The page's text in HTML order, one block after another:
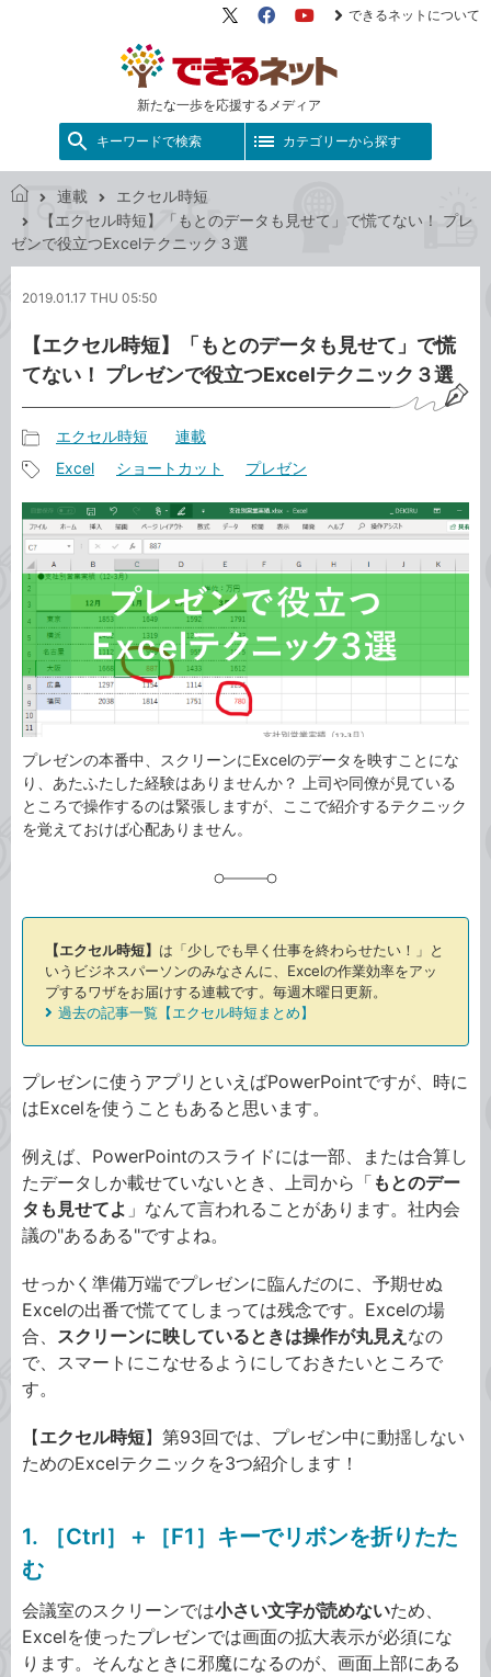
新たな一歩を応援するメディア
X（旧
FacebookYouTube
できるネットについて
キーワードで検索 カテゴリーから探す
き
ッ
連載
エクセル時短
【エクセル時短】「もとのデータも見せて」で慌てない！ プレ
ゼンで役立つExcelテクニック３選
2019.01.17 THU 05:50
【エクセル時短】「もとのデータも見せて」で慌
てない！ プレゼンで役立つExcelテクニック３選
事
カ
テ
ゴ
リ
エクセル時短 連載
事
タ
グ
Excel ショートカット プレゼン
プレゼンの本番中、スクリーンにExcelのデータを映すことにな
り、あたふたした経験はありませんか？ 上司や同僚が見ている
ところで操作するのは緊張しますが、ここで紹介するテクニック
を覚えておけば心配ありません。
【エクセル時短】 は「少しでも早く仕事を終わらせたい！」と
いうビジネスパーソンのみなさんに、Excelの作業効率をアッ
プするワザをお届けする連載です。毎週木曜日更新。
過去の記事一覧【エクセル時短まとめ】
プレゼンに使うアプリといえばPowerPointですが、時に
はExcelを使うこともあると思います。
例えば、PowerPointのスライドには一部、または合算し
たデータしか載せていないとき、上司から「 もとのデー
タも見せてよ 」なんて言われることがあります。社内会
議の"あるある"ですよね。
せっかく準備万端でプレゼンに臨んだのに、予期せぬ
Excelの出番で慌ててしまっては残念です。Excelの場
合、 スクリーンに映しているときは操作が丸見え なの
で、スマートにこなせるようにしておきたいところで
す。
【エクセル時短】第93回では、プレゼン中に動揺しない
ためのExcelテクニックを3つ紹介します！
1. ［Ctrl］＋［F1］キーでリボンを折りたた
む
会議室のスクリーンでは小さい文字が読めないため、
Excelを使ったプレゼンでは画面の拡大表示が必須にな
ります。そんなときに邪魔になるのが、画面上部にある